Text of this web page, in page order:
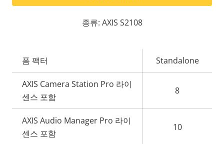
종류: AXIS S2108
속
성
설
명
성
값
폼 팩터 Standalone
AXIS Camera Station Pro 라이
센스 포함
8
AXIS Audio Manager Pro 라이
센스 포함
10